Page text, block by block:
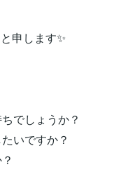
申します✨
でしょうか？
いですか？